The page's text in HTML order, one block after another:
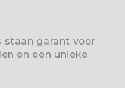
staan garant voor
en een unieke